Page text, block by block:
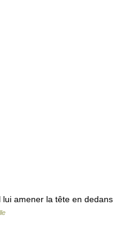
amener la tête en dedans